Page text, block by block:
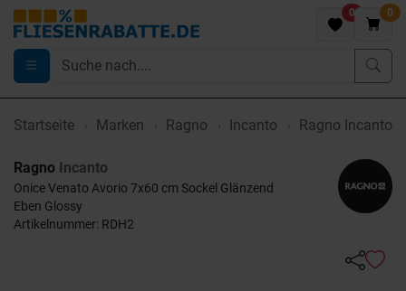
0 0
Startseite Marken Ragno Incanto Ragno Incanto
Ragno Incanto
Onice Venato Avorio 7x60 cm Sockel Glänzend
Eben Glossy
Artikelnummer: RDH2